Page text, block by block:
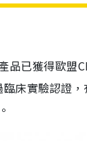
已獲得歐盟
床實驗認證